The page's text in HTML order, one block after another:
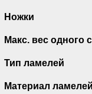
Ножки
Макс. вес одного
Тип ламелей
Материал ламелей